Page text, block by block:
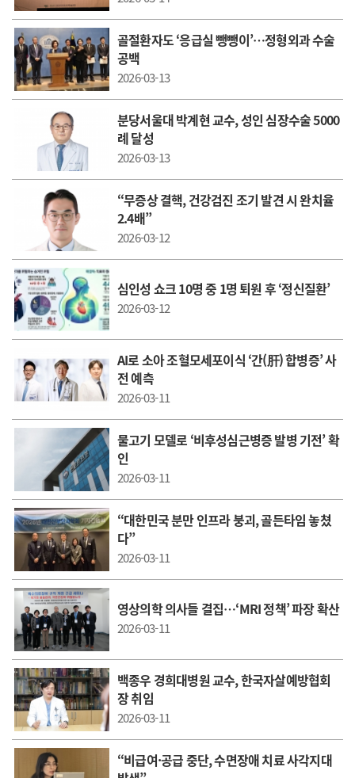
골절환자도 ‘응급실 뺑뺑이’…정형외과 수술
공백
2026-03-13
분당서울대 박계현 교수, 성인 심장수술 5000
례 달성
2026-03-13
“무증상 결핵, 건강검진 조기 발견 시 완치율
2.4배”
2026-03-12
심인성 쇼크 10명 중 1명 퇴원 후 ‘정신질환’
2026-03-12
AI로 소아 조혈모세포이식 ‘간(肝) 합병증’ 사
전 예측
2026-03-11
물고기 모델로 ‘비후성심근병증 발병 기전’ 확
인
2026-03-11
“대한민국 분만 인프라 붕괴, 골든타임 놓쳤
다”
2026-03-11
영상의학 의사들 결집…‘MRI 정책’ 파장 확산
2026-03-11
백종우 경희대병원 교수, 한국자살예방협회
장 취임
2026-03-11
“비급여·공급 중단, 수면장애 치료 사각지대